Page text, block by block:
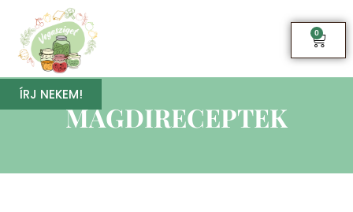
0
ÍRJ NEKEM!
MAGDIRECEPTEK